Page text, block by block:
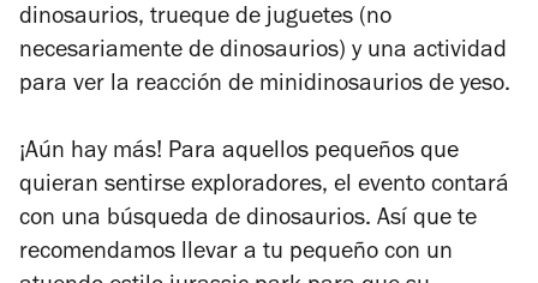
dinosaurios, trueque de juguetes (no
necesariamente de dinosaurios) y una actividad
para ver la reacción de minidinosaurios de yeso.
¡Aún hay más! Para aquellos pequeños que
quieran sentirse exploradores, el evento contará
con una búsqueda de dinosaurios. Así que te
recomendamos llevar a tu pequeño con un